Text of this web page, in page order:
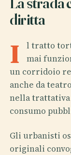
diritta
I
l tratto
mai
un corridoio
anche da
nella
consumo
Gli urbanisti
originali